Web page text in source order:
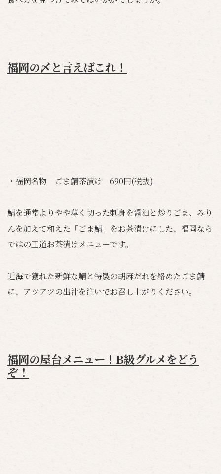
福岡の〆と言えばこれ！
・福岡名物 ごま鯖茶漬け 690円(税抜)
鯖を通常よりやや薄く切った刺身を醤油と炒りごま、みり
んを加えて和えた「ごま鯖」をお茶漬けにした、福岡なら
ではの王道お茶漬けメニューです。
近海で獲れた新鮮な鯖と特製の胡麻だれを絡めたごま鯖
に、アツアツの出汁を注いでお召し上がりください。
福岡の屋台メニュー！B級グルメをどう
ぞ！